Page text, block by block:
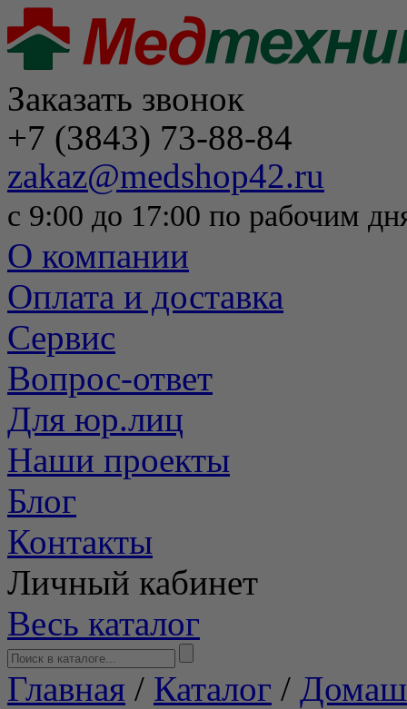
Заказать звонок
+7 (3843) 73-88-84
zakaz@medshop42.ru
с 9:00 до 17:00 по рабочим
О компании
Оплата и доставка
Сервис
Вопрос-ответ
Для юр.лиц
Наши проекты
Блог
Контакты
Личный кабинет
Весь каталог
Главная / Каталог /